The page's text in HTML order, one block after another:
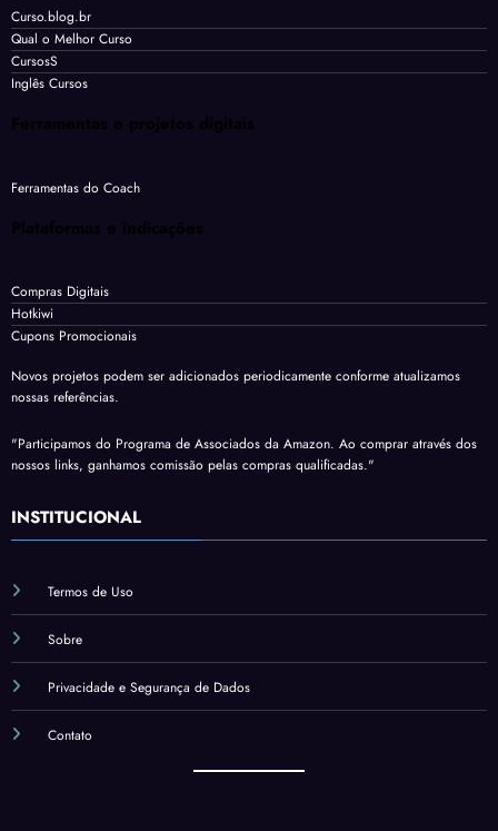
Curso.blog.br
Qual o Melhor Curso
CursosS
Inglês Cursos
Ferramentas e projetos digitais
Ferramentas do Coach
Plataformas e indicações
Compras Digitais
Hotkiwi
Cupons Promocionais
Novos projetos podem ser adicionados periodicamente conforme atualizamos
nossas referências.
"Participamos do Programa de Associados da Amazon. Ao comprar através dos
nossos links, ganhamos comissão pelas compras qualificadas."
INSTITUCIONAL
Termos de Uso
Sobre
Privacidade e Segurança de Dados
Contato